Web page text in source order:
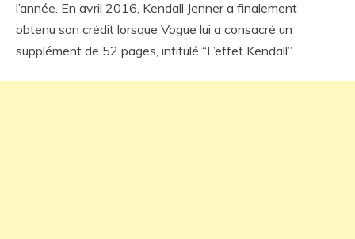
l’année. En avril 2016, Kendall Jenner a finalement
obtenu son crédit lorsque Vogue lui a consacré un
supplément de 52 pages, intitulé “L’effet Kendall”.